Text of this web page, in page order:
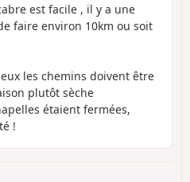
est facile , il y a une
faire environ 10km ou soit
les chemins doivent être
plutôt sèche
étaient fermées,
!